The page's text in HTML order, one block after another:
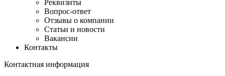
Реквизиты
Вопрос-ответ
Отзывы о компании
Статьи и новости
Вакансии
Контакты
Контактная информация